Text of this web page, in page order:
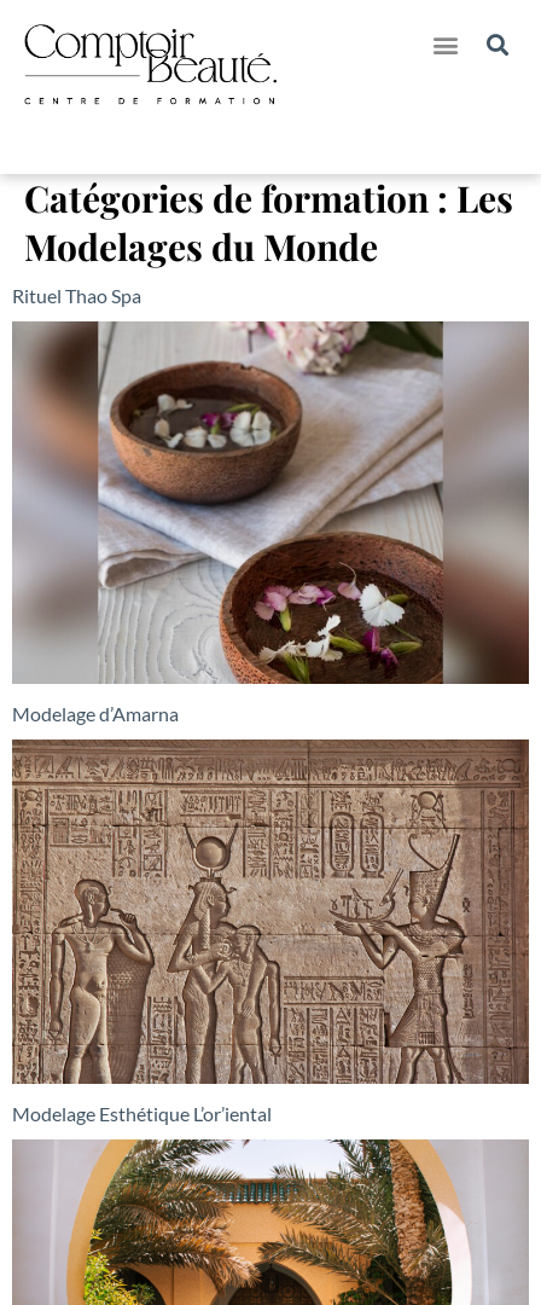
Catégories de formation : Les
Modelages du Monde
Rituel Thao Spa
Modelage d’Amarna
Modelage Esthétique L’or’iental